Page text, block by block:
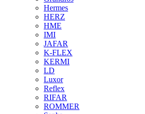
Hermes
HERZ
HME
IMI
JAFAR
K-FLEX
KERMI
LD
Luxor
Reflex
RIFAR
ROMMER